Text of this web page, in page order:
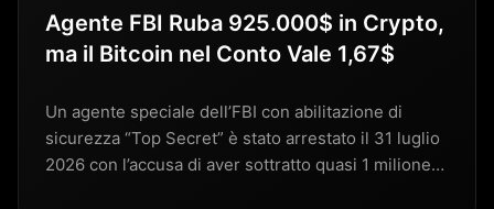
Agente FBI Ruba 925.000$ in Crypto,
ma il Bitcoin nel Conto Vale 1,67$
Un agente speciale dell’FBI con abilitazione di
sicurezza “Top Secret” è stato arrestato il 31 luglio
2026 con l’accusa di aver sottratto quasi 1 milione…